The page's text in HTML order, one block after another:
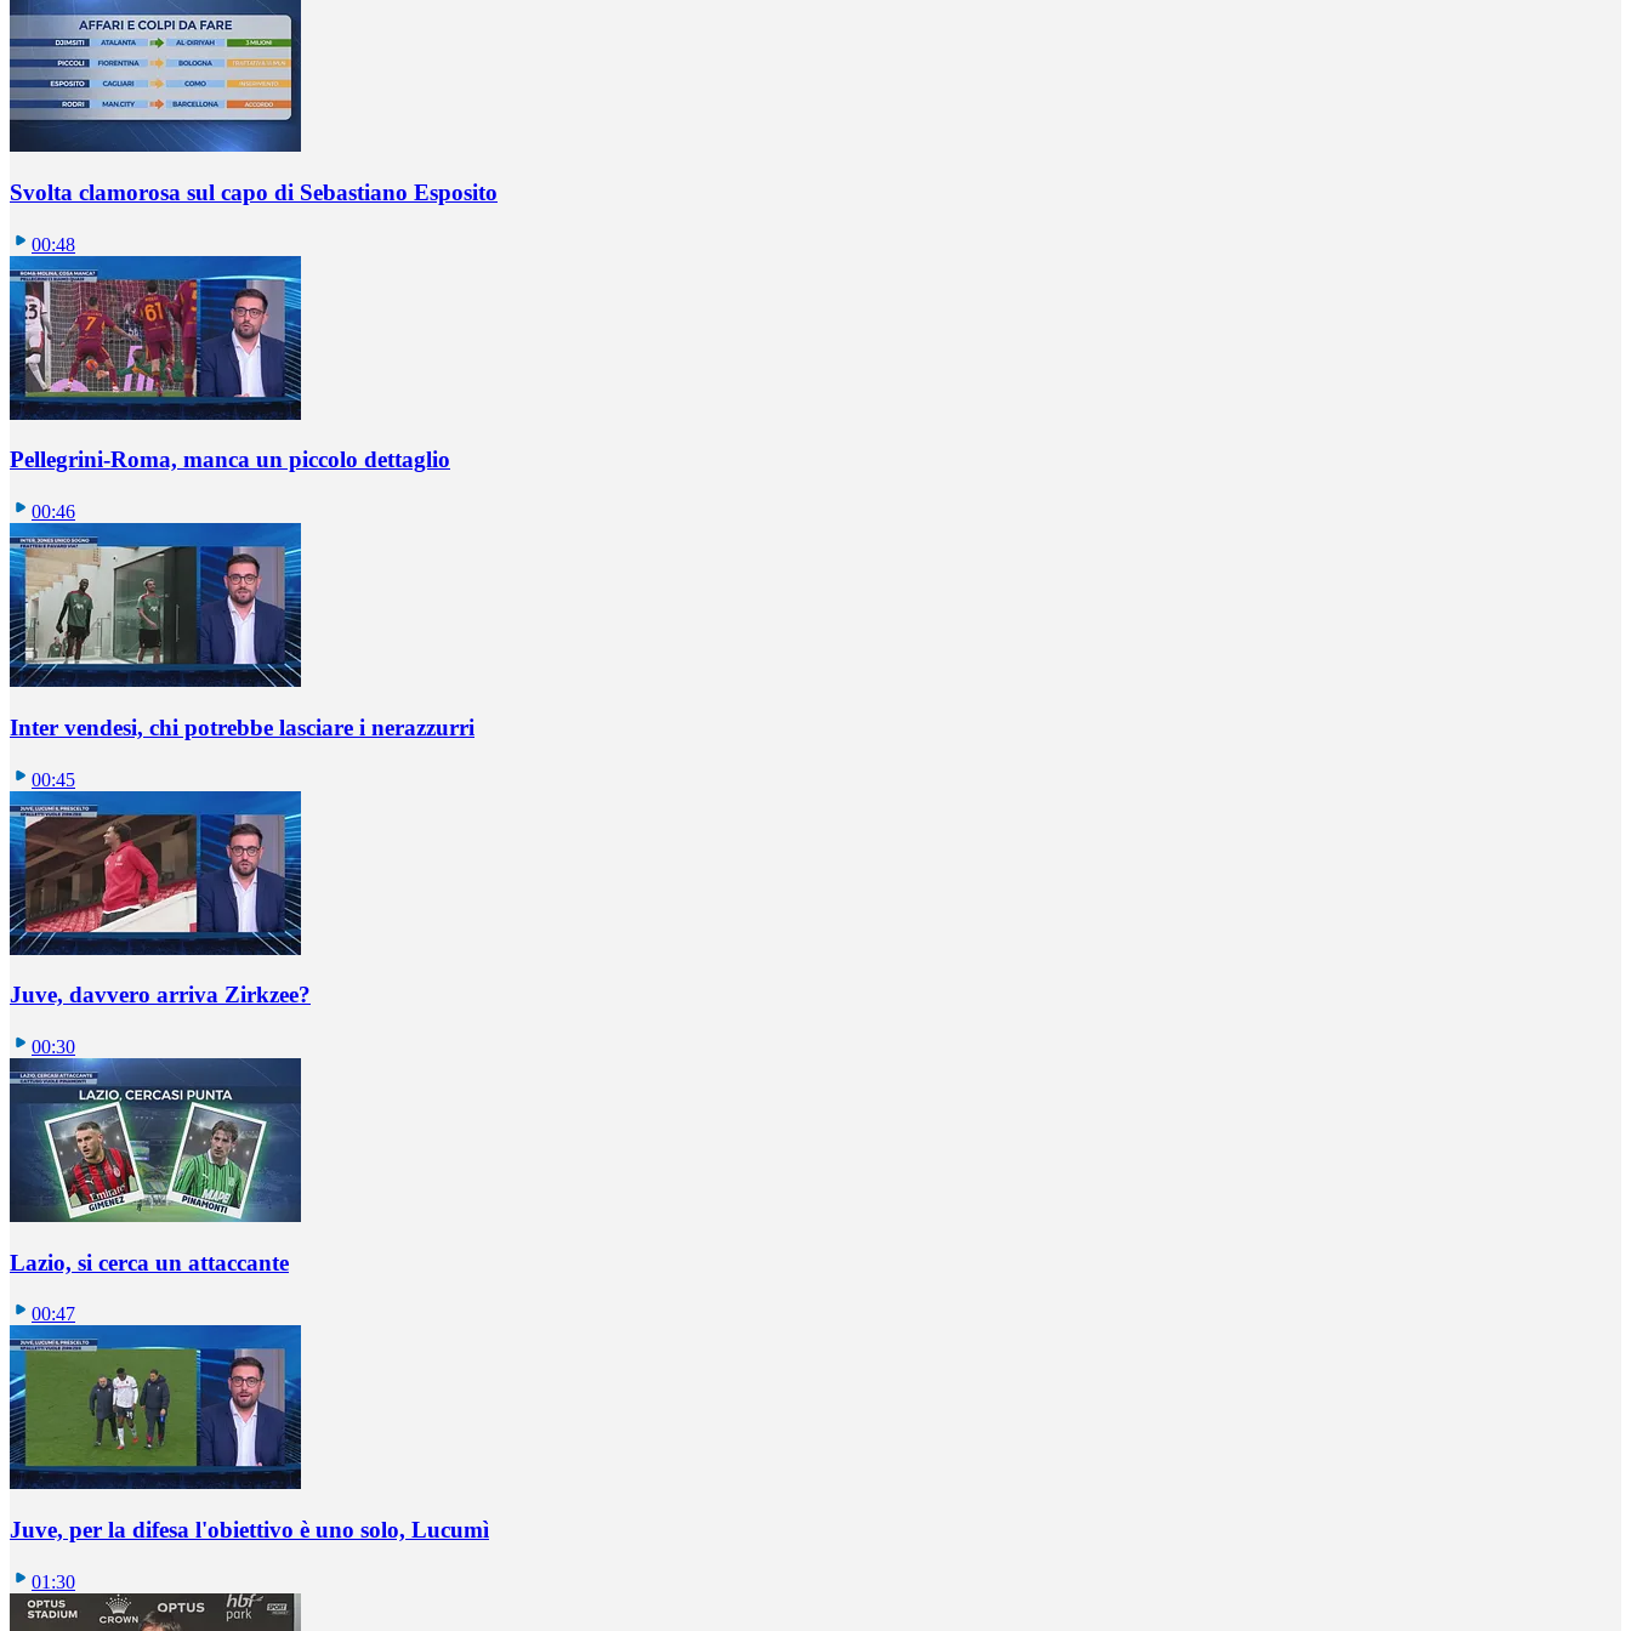
Svolta clamorosa sul capo di Sebastiano Esposito
00:48
Pellegrini-Roma, manca un piccolo dettaglio
00:46
Inter vendesi, chi potrebbe lasciare i nerazzurri
00:45
Juve, davvero arriva Zirkzee?
00:30
Lazio, si cerca un attaccante
00:47
Juve, per la difesa l'obiettivo è uno solo, Lucumì
01:30